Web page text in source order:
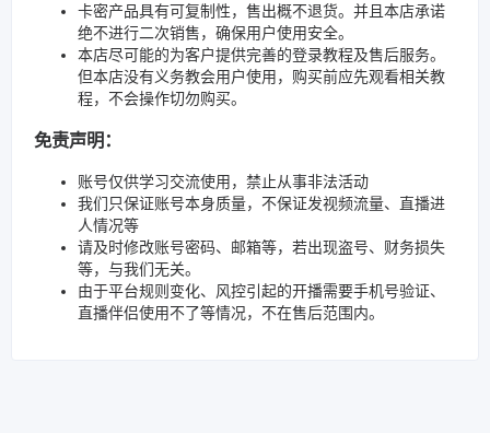
卡密产品具有可复制性，售出概不退货。并且本店承诺
绝不进行二次销售，确保用户使用安全。
本店尽可能的为客户提供完善的登录教程及售后服务。
但本店没有义务教会用户使用，购买前应先观看相关教
程，不会操作切勿购买。
免责声明：
账号仅供学习交流使用，禁止从事非法活动
我们只保证账号本身质量，不保证发视频流量、直播进
人情况等
请及时修改账号密码、邮箱等，若出现盗号、财务损失
等，与我们无关。
由于平台规则变化、风控引起的开播需要手机号验证、
直播伴侣使用不了等情况，不在售后范围内。